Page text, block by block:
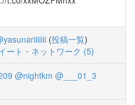
(投稿一覧)
ート・ネットワーク (5)
@nightkm @___01_3